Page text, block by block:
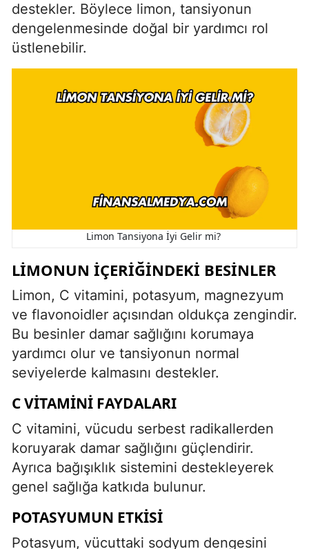
destekler. Böylece limon, tansiyonun
dengelenmesinde doğal bir yardımcı rol
üstlenebilir.
Limon Tansiyona İyi Gelir mi?
LIMONUN İÇERIĞINDEKI BESINLER
Limon, C vitamini, potasyum, magnezyum
ve flavonoidler açısından oldukça zengindir.
Bu besinler damar sağlığını korumaya
yardımcı olur ve tansiyonun normal
seviyelerde kalmasını destekler.
C VITAMINI FAYDALARI
C vitamini, vücudu serbest radikallerden
koruyarak damar sağlığını güçlendirir.
Ayrıca bağışıklık sistemini destekleyerek
genel sağlığa katkıda bulunur.
POTASYUMUN ETKISI
Potasyum, vücuttaki sodyum dengesini